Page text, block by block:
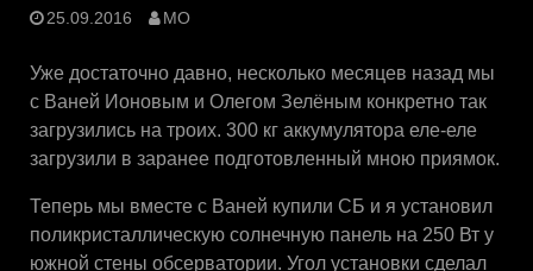
25.09.2016 MO
Уже достаточно давно, несколько месяцев назад мы
с Ваней Ионовым и Олегом Зелёным конкретно так
загрузились на троих. 300 кг аккумулятора еле-еле
загрузили в заранее подготовленный мною приямок.
Теперь мы вместе с Ваней купили СБ и я установил
поликристаллическую солнечную панель на 250 Вт у
южной стены обсерватории. Угол установки сделал